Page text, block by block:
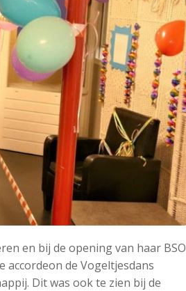
en bij de opening van haar BSO
accordeon de Vogeltjesdans
Dit was ook te zien bij de